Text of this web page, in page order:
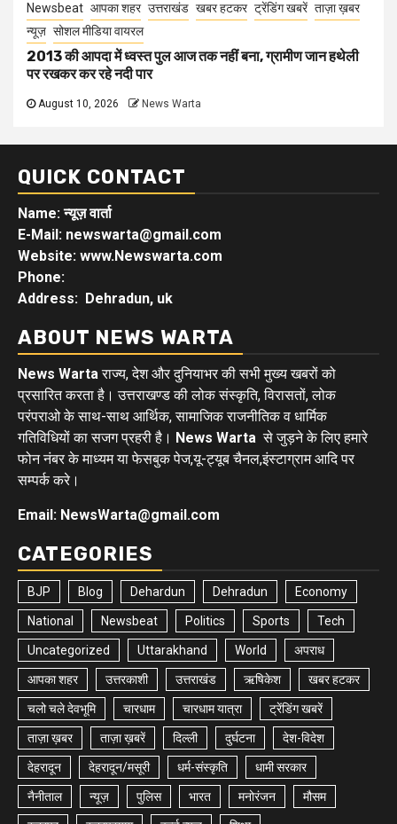
Newsbeat आपका शहर उत्तराखंड खबर हटकर ट्रेंडिंग खबरें ताज़ा ख़बर
न्यूज़ सोशल मीडिया वायरल
2013 की आपदा में ध्वस्त पुल आज तक नहीं बना, ग्रामीण जान हथेली
पर रखकर कर रहे नदी पार
August 10, 2026 News Warta
QUICK CONTACT
Name: न्यूज़ वार्ता
E-Mail: newswarta@gmail.com
Website: www.Newswarta.com
Phone:
Address: Dehradun, uk
ABOUT NEWS WARTA
News Wartaराज्य, देश और दुनियाभर की सभी मुख्य खबरों को
प्रसारित करता है। उत्तराखण्ड की लोक संस्कृति, विरासतों, लोक
परंपराओ के साथ-साथ आर्थिक, सामाजिक राजनीतिक व धार्मिक
गतिविधियों का सजग प्रहरी है। News Warta से जुड़ने के लिए हमारे
फोन नंबर के माध्यम या फेसबुक पेज,यू-ट्यूब चैनल,इंस्टाग्राम आदि पर
सम्पर्क करे।
Email: NewsWarta@gmail.com
CATEGORIES
BJP Blog Dehardun Dehradun Economy
National Newsbeat Politics Sports Tech
Uncategorized Uttarakhand World अपराध
आपका शहर उत्तरकाशी उत्तराखंड ऋषिकेश खबर हटकर
चलो चले देवभूमि चारधाम चारधाम यात्रा ट्रेंडिंग खबरें
ताज़ा ख़बर ताज़ा ख़बरें दिल्ली दुर्घटना देश-विदेश
देहरादून देहरादून/मसूरी धर्म-संस्कृति धामी सरकार
नैनीताल न्यूज़ पुलिस भारत मनोरंजन मौसम